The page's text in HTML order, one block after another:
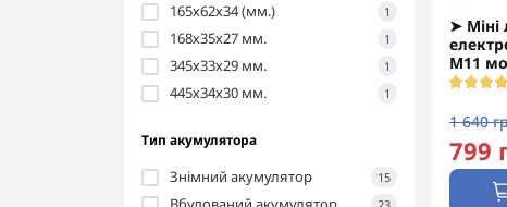
165х62х34 (мм.) 1
168х35х27 мм. 1
345х33х29 мм. 1
445х34х30 мм. 1
Тип акумулятора
Знімний акумулятор 15
➤ Міні
M11
1 640
799